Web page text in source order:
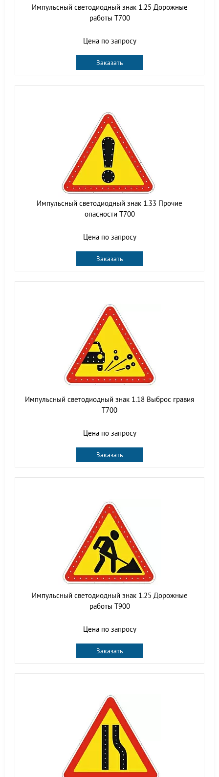
Импульсный светодиодный знак 1.25 Дорожные
работы Т700
Цена по запросу
Заказать
Импульсный светодиодный знак 1.33 Прочие
опасности Т700
Цена по запросу
Заказать
Импульсный светодиодный знак 1.18 Выброс гравия
Т700
Цена по запросу
Заказать
Импульсный светодиодный знак 1.25 Дорожные
работы Т900
Цена по запросу
Заказать